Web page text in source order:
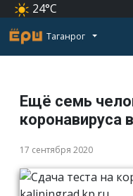
24°C
Таганрог
Ещё семь
коронавируса
17 сентября 2020